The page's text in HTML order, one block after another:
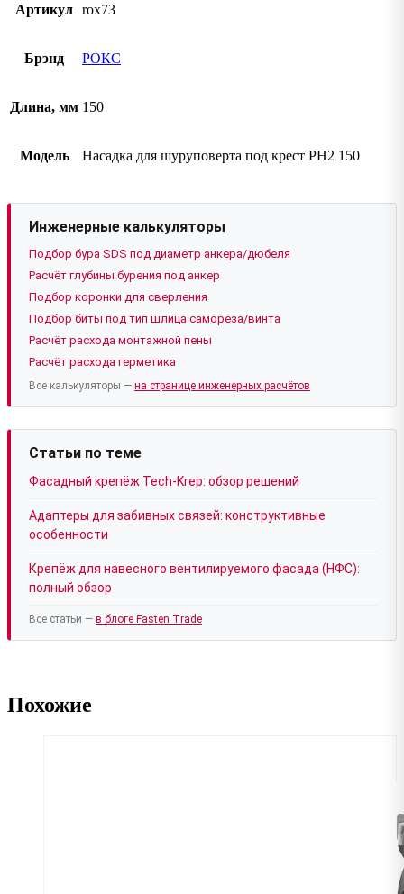
Артикул rox73
Брэнд РОКС
Длина, мм 150
Модель Насадка для шуруповерта под крест РН2 150
Инженерные калькуляторы
Подбор бура SDS под диаметр анкера/дюбеля
Расчёт глубины бурения под анкер
Подбор коронки для сверления
Подбор биты под тип шлица самореза/винта
Расчёт расхода монтажной пены
Расчёт расхода герметика
Все калькуляторы — на странице инженерных расчётов
Статьи по теме
Фасадный крепёж Tech-Krep: обзор решений
Адаптеры для забивных связей: конструктивные
особенности
Крепёж для навесного вентилируемого фасада (НФС):
полный обзор
Все статьи — в блоге Fasten Trade
Похожие